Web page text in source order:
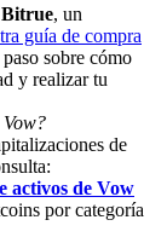
Bitrue, un
guía de compra
sobre cómo
y realizar tu
de
activos de Vow
por categoría